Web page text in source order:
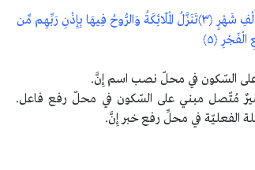
إِنَّا أَنزَلْنَاهُ فِي لَيْلَةِ الْقَدْرِ ﴿١﴾وَمَا أَدْرَاكَ مَا لَيْلَةُ الْقَدْرِ ﴿٢﴾لَيْلَةُ الْقَدْرِ خَيْرٌ مِّنْ أَلْفِ شَهْرٍ ﴿٣﴾تَنَزَّلُ الْمَلَائِكَةُ وَالرُّوحُ فِيهَا بِإِذْنِ رَبِّهِم مِّن
السّكون في محلّ نصب اسم إِنَّ.
مُتّصل مبني على السّكون في محلّ رفع فاعل.
في محلِّ رفع خبر إِنَّ.